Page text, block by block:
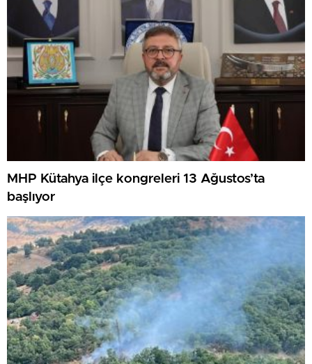
MHP Kütahya ilçe kongreleri 13 Ağustos’ta
başlıyor